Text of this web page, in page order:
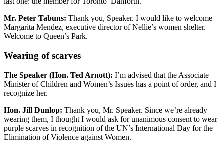
Mr. Peter Tabuns: Thank you, Speaker. I would like to welcome
Margarita Mendez, executive director of Nellie’s women shelter.
Welcome to Queen’s Park.
Wearing of scarves
The Speaker (Hon. Ted Arnott): I’m advised that the Associate
Minister of Children and Women’s Issues has a point of order, and I
recognize her.
Hon. Jill Dunlop: Thank you, Mr. Speaker. Since we’re already
wearing them, I thought I would ask for unanimous consent to wear
purple scarves in recognition of the UN’s International Day for the
Elimination of Violence against Women.